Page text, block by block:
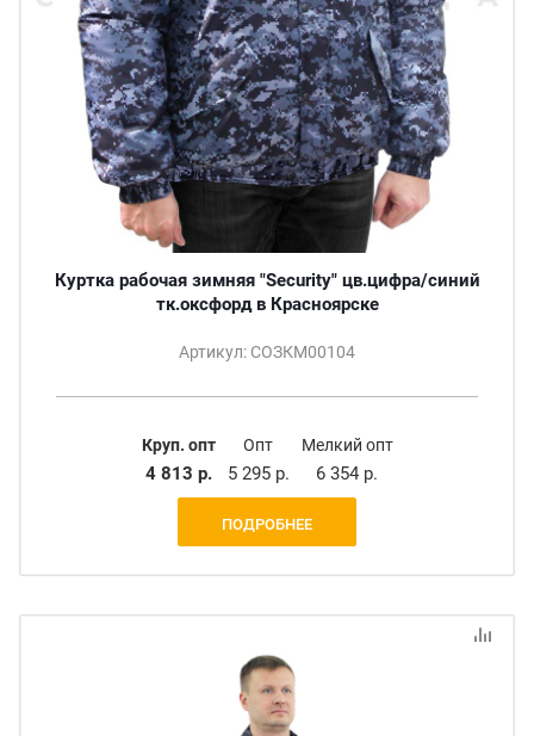
Куртка рабочая зимняя "Security" цв.цифра/синий
тк.оксфорд в Красноярске
Артикул: СОЗКМ00104
Круп. опт
4 813 р.
Опт
5 295 р.
Мелкий опт
6 354 р.
ПОДРОБНЕЕ